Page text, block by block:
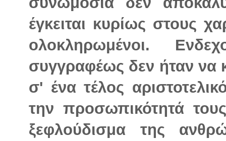
έγκειται κυρίως στους
ολοκληρωμένοι.
συγγραφέως δεν ήταν να
σ' ένα τέλος
την προσωπικότητά
ξεφλούδισμα της